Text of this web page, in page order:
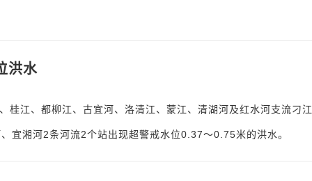
洪水
桂江、都柳江、古宜河、洛清江、蒙江、清湖河及红水河支流刁江
宜湘河2条河流2个站出现超警戒水位0.37～0.75米的洪水。